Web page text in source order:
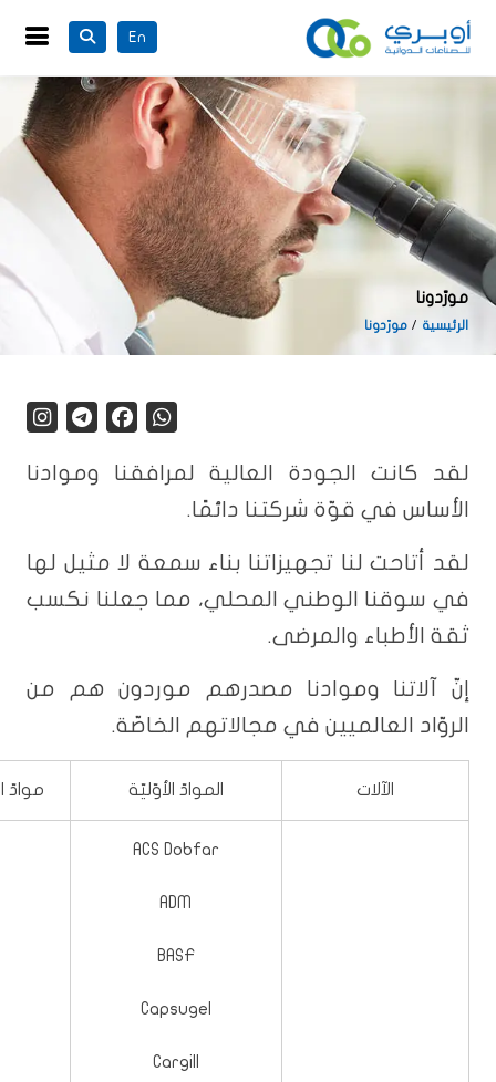
En
مورّدونا
الرئيسية مورّدونا
لقد كانت الجودة العالية لمرافقنا وموادنا
الأساس في قوّة شركتنا دائمًا.
لقد أتاحت لنا تجهيزاتنا بناء سمعة لا مثيل لها
في سوقنا الوطني المحلي، مما جعلنا نكسب
ثقة الأطباء والمرضى.
إنّ آلاتنا وموادنا مصدرهم موردون هم من
الروّاد العالميين في مجالاتهم الخاصّة.
الآلات الموادّ الأوّليّة موادّ
ACS Dobfar
ADM
BASF
Capsugel
Cargill